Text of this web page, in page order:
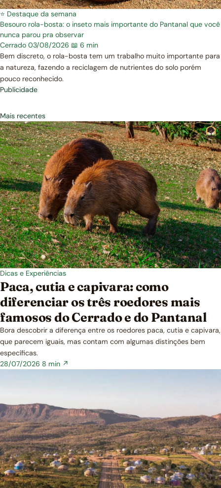
⭐ Destaque da semana
Besouro rola-bosta: o inseto mais importante do Pantanal que você
nunca parou pra observar
Cerrado 03/08/2026 📖 6 min
Bem discreto, o rola-bosta tem um trabalho muito importante para
a natureza, fazendo a reciclagem de nutrientes do solo porém
pouco reconhecido.
Publicidade
Mais recentes
Dicas e Experiências
Paca, cutia e capivara: como
diferenciar os três roedores mais
famosos do Cerrado e do Pantanal
Bora descobrir a diferença entre os roedores paca, cutia e capivara,
que parecem iguais, mas contam com algumas distinções bem
específicas.
28/07/2026 8 min ↗